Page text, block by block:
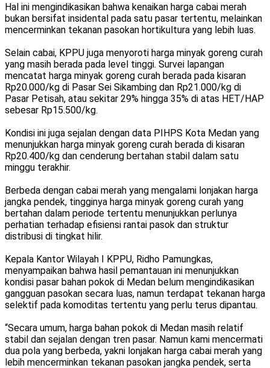
Hal ini mengindikasikan bahwa kenaikan harga cabai merah
bukan bersifat insidental pada satu pasar tertentu, melainkan
mencerminkan tekanan pasokan hortikultura yang lebih luas.
Selain cabai, KPPU juga menyoroti harga minyak goreng curah
yang masih berada pada level tinggi. Survei lapangan
mencatat harga minyak goreng curah berada pada kisaran
Rp20.000/kg di Pasar Sei Sikambing dan Rp21.000/kg di
Pasar Petisah, atau sekitar 29% hingga 35% di atas HET/HAP
sebesar Rp15.500/kg.
Kondisi ini juga sejalan dengan data PIHPS Kota Medan yang
menunjukkan harga minyak goreng curah berada di kisaran
Rp20.400/kg dan cenderung bertahan stabil dalam satu
minggu terakhir.
Berbeda dengan cabai merah yang mengalami lonjakan harga
jangka pendek, tingginya harga minyak goreng curah yang
bertahan dalam periode tertentu menunjukkan perlunya
perhatian terhadap efisiensi rantai pasok dan struktur
distribusi di tingkat hilir.
Kepala Kantor Wilayah I KPPU, Ridho Pamungkas,
menyampaikan bahwa hasil pemantauan ini menunjukkan
kondisi pasar bahan pokok di Medan belum mengindikasikan
gangguan pasokan secara luas, namun terdapat tekanan harga
selektif pada komoditas tertentu yang perlu terus dipantau.
“Secara umum, harga bahan pokok di Medan masih relatif
stabil dan sejalan dengan tren pasar. Namun kami mencermati
dua pola yang berbeda, yakni lonjakan harga cabai merah yang
lebih mencerminkan tekanan pasokan jangka pendek, serta